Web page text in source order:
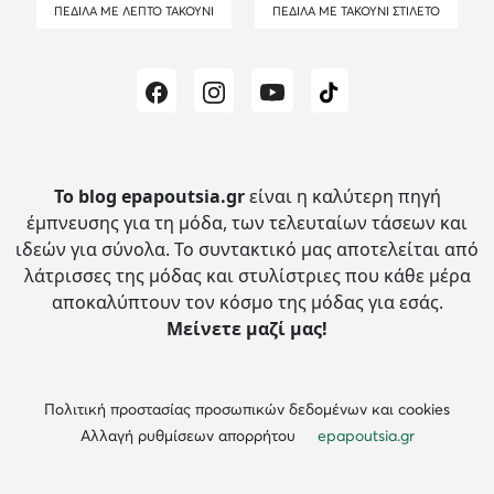
ΠΈΔΙΛΑ ΜΕ ΛΕΠΤΌ ΤΑΚΟΎΝΙ ΠΈΔΙΛΑ ΜΕ ΤΑΚΟΎΝΙ ΣΤΙΛΈΤΟ
Το blog epapoutsia.grείναι η καλύτερη πηγή
έμπνευσης για τη μόδα, των τελευταίων τάσεων και
ιδεών για σύνολα. Το συντακτικό μας αποτελείται από
λάτρισσες της μόδας και στυλίστριες που κάθε μέρα
αποκαλύπτουν τον κόσμο της μόδας για εσάς.
Μείνετε μαζί μας!
Πολιτική προστασίας προσωπικών δεδομένων και cookies
Αλλαγή ρυθμίσεων απορρήτου
epapoutsia.gr